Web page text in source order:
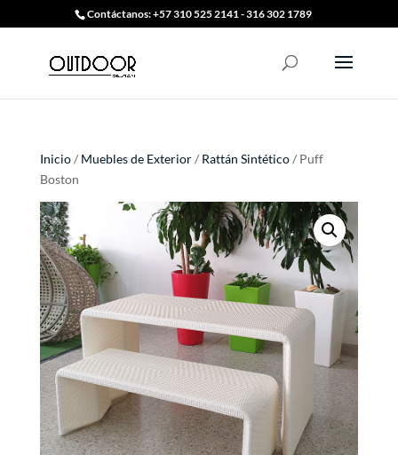
Contáctanos: +57 310 525 2141 - 316 302 1789
Inicio/ Muebles de Exterior/ Rattán Sintético/ Puff
Boston